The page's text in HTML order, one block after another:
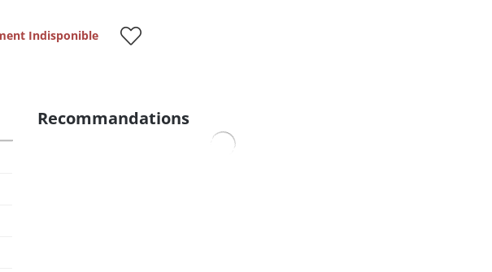
Indisponible
Recommandations